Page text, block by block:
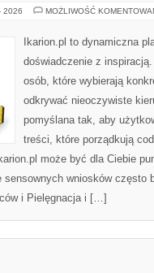
2026 MOŻLIWOŚĆ
Ikarion.pl to dynamiczna
doświadczenie z
osób, które wybierają
odkrywać nieoczywiste
pomyślana tak, aby
treści, które porządkują
może być dla Ciebie
wniosków często
i Pielęgnacja i […]